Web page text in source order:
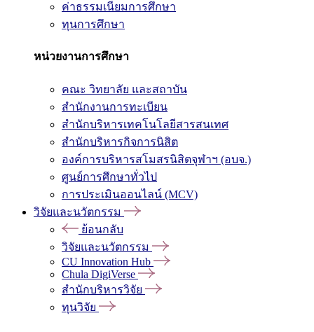
ค่าธรรมเนียมการศึกษา
ทุนการศึกษา
หน่วยงานการศึกษา
คณะ วิทยาลัย และสถาบัน
สำนักงานการทะเบียน
สำนักบริหารเทคโนโลยีสารสนเทศ
สำนักบริหารกิจการนิสิต
องค์การบริหารสโมสรนิสิตจุฬาฯ (อบจ.)
ศูนย์การศึกษาทั่วไป
การประเมินออนไลน์ (MCV)
วิจัยและนวัตกรรม
ย้อนกลับ
วิจัยและนวัตกรรม
CU Innovation Hub
Chula DigiVerse
สำนักบริหารวิจัย
ทุนวิจัย